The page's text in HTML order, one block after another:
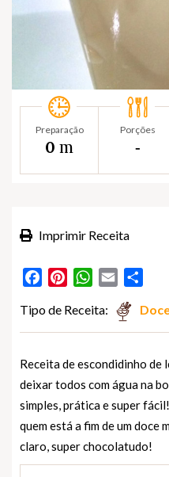
Preparação
0 m
Porções
‐
Imprimir Receita
FacebookPinterestWhatsApp
Email
Tipo de Receita:
Receita de escondidinho
deixar todos com água na
simples, prática e super
quem está a fim de um doce
claro, super chocolatudo!